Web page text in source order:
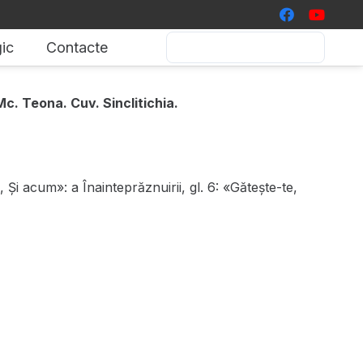
Contacte
Teona. Cuv. Sinclitichia.
acum»: a Înainteprăznuirii, gl. 6: «Gătește-te,